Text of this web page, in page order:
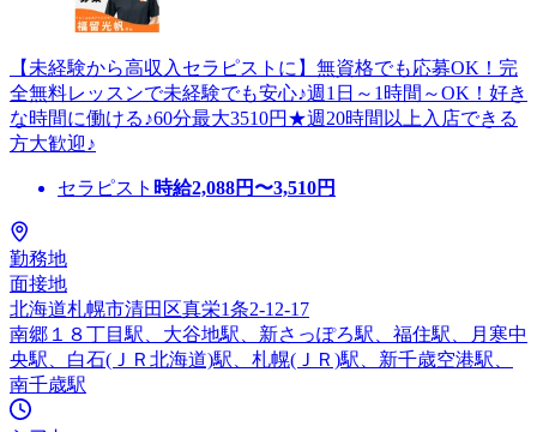
【未経験から高収入セラピストに】無資格でも応募OK！完
全無料レッスンで未経験でも安心♪週1日～1時間～OK！好き
な時間に働ける♪60分最大3510円★週20時間以上入店できる
方大歓迎♪
セラピスト 時給2,088円〜3,510円
勤務地
面接地
北海道札幌市清田区真栄1条2-12-17
南郷１８丁目駅、大谷地駅、新さっぽろ駅、福住駅、月寒中
央駅、白石(ＪＲ北海道)駅、札幌(ＪＲ)駅、新千歳空港駅、
南千歳駅